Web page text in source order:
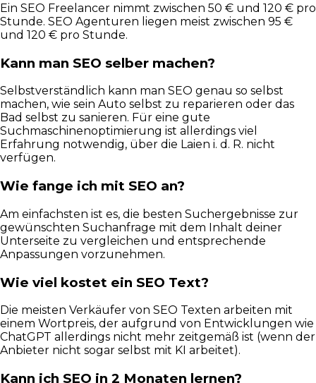
Ein SEO Freelancer nimmt zwischen 50 € und 120 € pro
Stunde. SEO Agenturen liegen meist zwischen 95 €
und 120 € pro Stunde.
Kann man SEO selber machen?
Selbstverständlich kann man SEO genau so selbst
machen, wie sein Auto selbst zu reparieren oder das
Bad selbst zu sanieren. Für eine gute
Suchmaschinenoptimierung ist allerdings viel
Erfahrung notwendig, über die Laien i. d. R. nicht
verfügen.
Wie fange ich mit SEO an?
Am einfachsten ist es, die besten Suchergebnisse zur
gewünschten Suchanfrage mit dem Inhalt deiner
Unterseite zu vergleichen und entsprechende
Anpassungen vorzunehmen.
Wie viel kostet ein SEO Text?
Die meisten Verkäufer von SEO Texten arbeiten mit
einem Wortpreis, der aufgrund von Entwicklungen wie
ChatGPT allerdings nicht mehr zeitgemäß ist (wenn der
Anbieter nicht sogar selbst mit KI arbeitet).
Kann ich SEO in 2 Monaten lernen?